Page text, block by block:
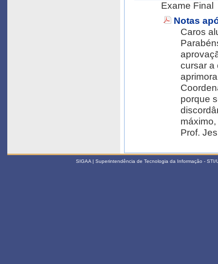
Exame Final
Notas
Caros
cursar a
porque
Prof.
SIGAA | Superintendência de Tecnologia da Informação -